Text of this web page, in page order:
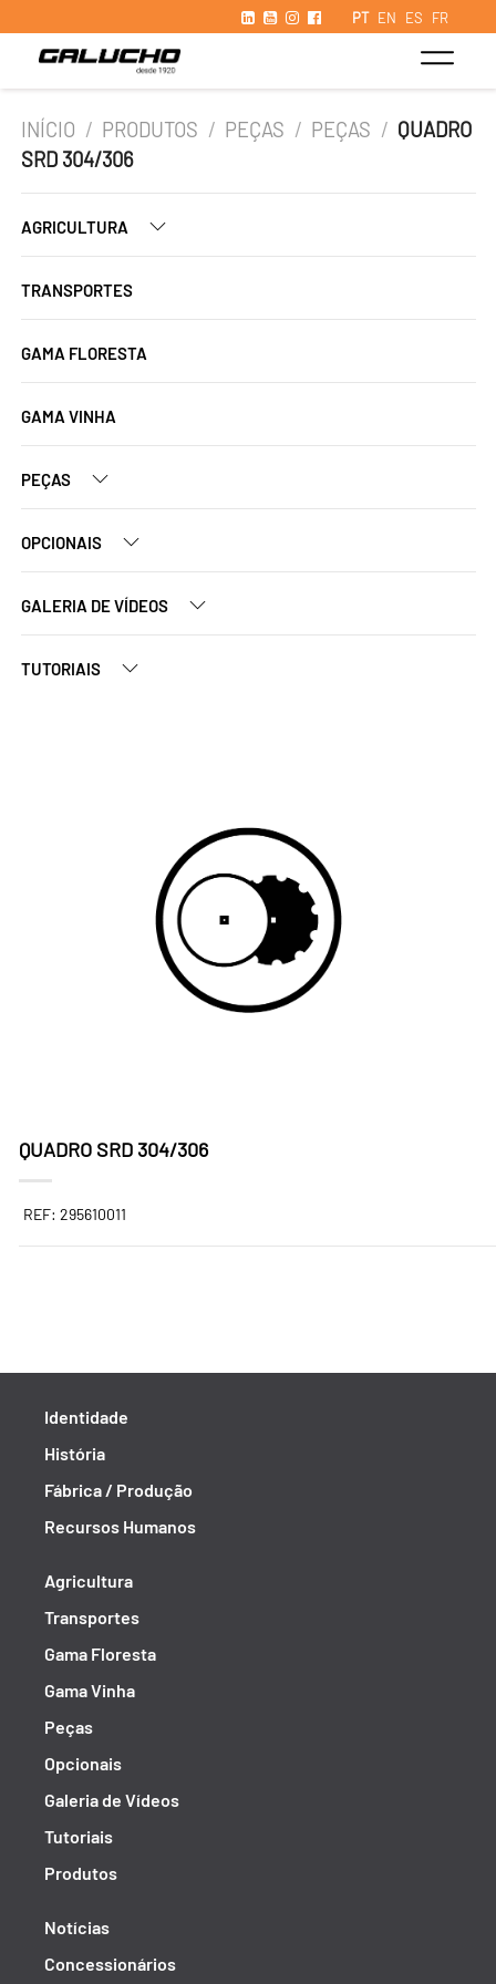
PT EN ES FR
INÍCIO / PRODUTOS / PEÇAS / PEÇAS / QUADRO
SRD 304/306
AGRICULTURA
TRANSPORTES
GAMA FLORESTA
GAMA VINHA
PEÇAS
OPCIONAIS
GALERIA DE VÍDEOS
TUTORIAIS
QUADRO SRD 304/306
REF: 295610011
Identidade
História
Fábrica / Produção
Recursos Humanos
Agricultura
Transportes
Gama Floresta
Gama Vinha
Peças
Opcionais
Galeria de Vídeos
Tutoriais
Produtos
Notícias
Concessionários